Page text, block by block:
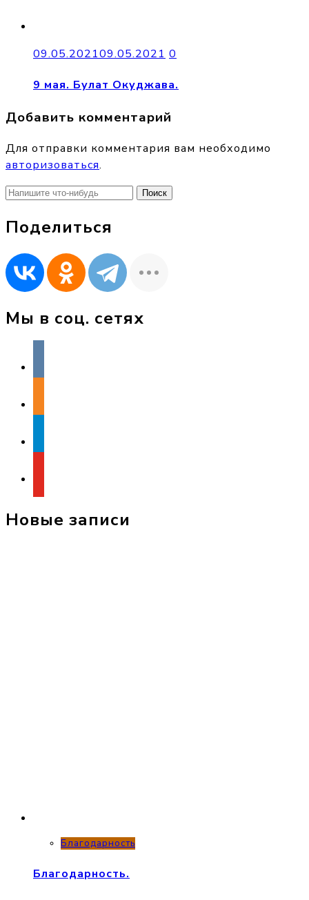
09.05.202109.05.2021 0
9 мая. Булат Окуджава.
Добавить комментарий
Для отправки комментария вам необходимо
авторизоваться.
Найти:
Поделиться
Мы в соц. сетях
Новые записи
Благодарность
Благодарность.